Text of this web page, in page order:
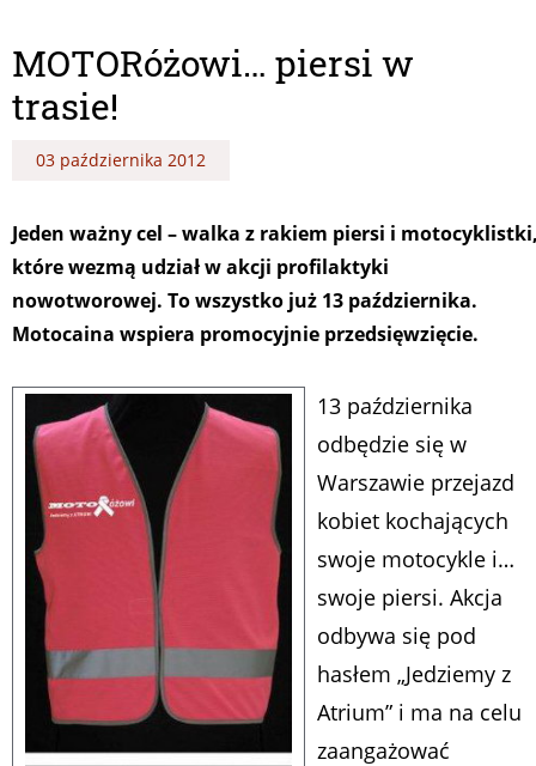
MOTORóżowi… piersi w
trasie!
03 października 2012
Jeden ważny cel – walka z rakiem piersi i
które wezmą udział w akcji profilaktyki
nowotworowej. To wszystko już 13 października.
Motocaina wspiera promocyjnie przedsięwzięcie.
13 października
odbędzie się w
Warszawie przejazd
kobiet kochających
swoje motocykle i…
swoje piersi. Akcja
odbywa się pod
hasłem „Jedziemy z
Atrium” i ma na celu
zaangażować